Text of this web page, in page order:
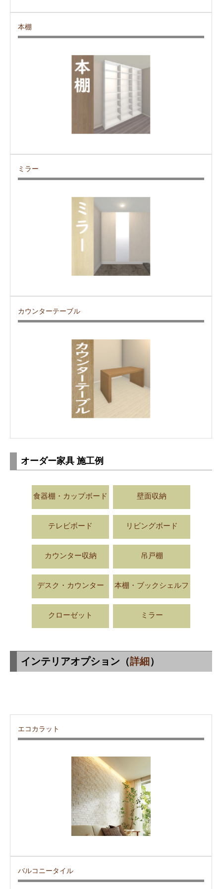
本棚
ミラー
カウンターテーブル
オーダー家具 施工例
食器棚・カップボード 壁面収納
テレビボード リビングボード
カウンター収納 吊戸棚
デスク・カウンター 本棚・ブックシェルフ
クローゼット ミラー
インテリアオプション（詳細 ）
エコカラット
バルコニータイル